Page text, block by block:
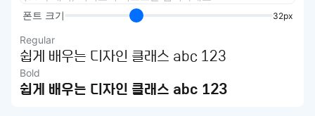
폰트 크기 32px
Regular
쉽게 배우는 디자인 클래스 abc 123
Bold
쉽게 배우는 디자인 클래스 abc 123